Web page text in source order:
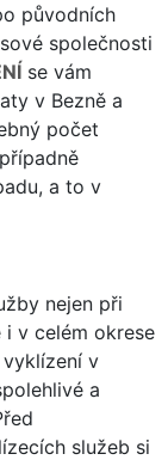
původních
společnosti
se vám
v Bezně a
počet
a to v
nejen při
i v celém okrese
vyklízení v
a
služeb si